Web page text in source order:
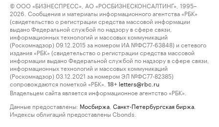
© ООО «БИЗНЕСПРЕСС», АО «РОСБИЗНЕСКОНСАЛТИНГ», 1995–
2026. Сообщения и материалы информационного агентства «РБК»
(свидетельство о регистрации средства массовой информации
выдано Федеральной службой по надзору в сфере связи,
информационных технологий и массовых коммуникаций
(Роскомнадзор) 09.12.2015 за номером ИА №ФС77-63848) и сетевого
издания «РБК» (свидетельство о регистрации средства массовой
информации выдано Федеральной службой по надзору в сфере связи,
информационных технологий и массовых коммуникаций
(Роскомнадзор) 03.12.2021 за номером ЭЛ №ФС77-82385)
сопровождаются пометкой «РБК».
18+ letters@rbc.ru
Владельцем сайта является информационное агентство «РБК».
Данные предоставлены: Мосбиржа Санкт-Петербургская биржа
Индексы облигаций предоставлены Cbonds.